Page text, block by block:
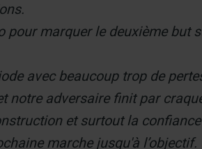
pour marquer le deuxième but
avec beaucoup trop de
notre adversaire finit par
et surtout la
marche jusqu'à l’objectif.